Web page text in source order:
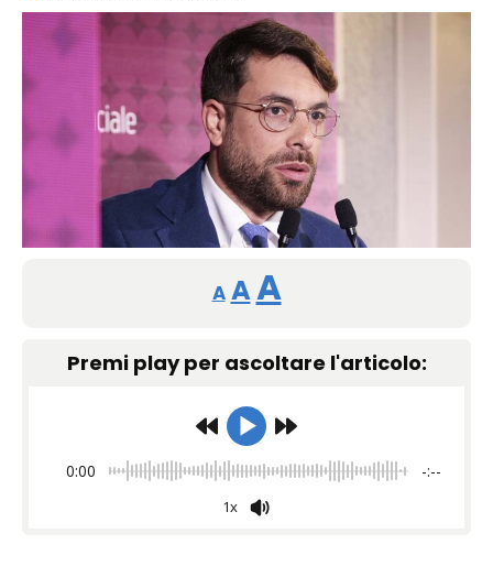
A
Reducir
tamaño
fuente.
A Restablecer
de
fuente
AAumentar
tamaño
fuente.
Premi play per ascoltare l'articolo:
0:00 -:--
1x